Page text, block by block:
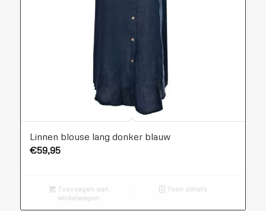
Linnen blouse lang donker blauw
€59,95
Toevoegen aan
winkelwagen
Toon details